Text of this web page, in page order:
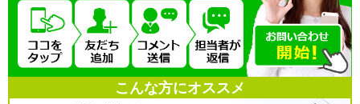
こんな方にオススメ